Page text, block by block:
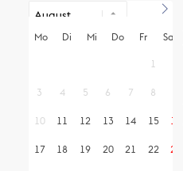
Mo Di Mi Do Fr Sa
1
3 4 5 6 7 8
10 11 12 13 14 15 16
17 18 19 20 21 22 23